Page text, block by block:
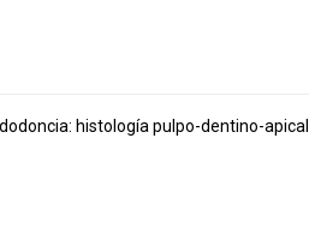
histología pulpo-dentino-apical